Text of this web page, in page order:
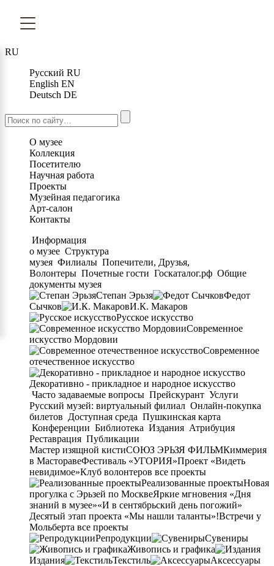
RU
Русский RU
English EN
Deutsch DE
О музее
Коллекция
Посетителю
Научная работа
Проекты
Музейная педагогика
Арт-салон
Контакты
Информация
о музее Структура
музея Филиалы Попечители, Друзья,
Волонтеры Почетные гости Госкаталог.рф Общие
документы музея
Степан Эрьзя
Федот
Сычков
И.К. Макаров
Русское искусство
Современное
искусство Мордовии
Современное
отечественное искусство
Декоративно - прикладное и народное искусство
Часто задаваемые вопросы Прейскурант Услуги
Русский музей: виртуальный филиал Онлайн-покупка
билетов Доступная среда Пушкинская карта
Конференции Библиотека Издания Атрибуция
Реставрация Публикации
Мастер изящной кистиСОЮЗ ЭРЬЗЯ ФИЛЬМКиммерия
в МасторавеФестиваль «УГОРИЯ»Проект «Видеть
невидимое»Клуб волонтеров все проекты
Реализованные проектыНовая
прогулка с Эрьзей по МосквеЯркие мгновения «Дня
знаний в музее»«И в сентябрьский день погожий»
Десятый этап проекта «Мы нашли таланты»!Встречи у
Мольберта все проекты
Репродукции
Сувениры
Живопись и графика
Издания
Текстиль Аксессуары